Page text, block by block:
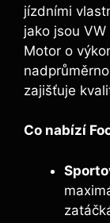
jízdními
jako jsou
Motor o
zajišťuje
Co nabízí